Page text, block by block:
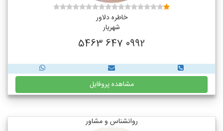
خاطره دلاور
شهریار
0992 647 5463
مشاهده پروفایل
روانشناس و مشاور